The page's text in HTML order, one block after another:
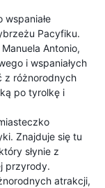
wspaniałe
Pacyfiku.
Antonio,
i wspaniałych
z różnorodnych
po tyrolkę i
Znajduje się tu
słynie z
przyrody.
atrakcji,